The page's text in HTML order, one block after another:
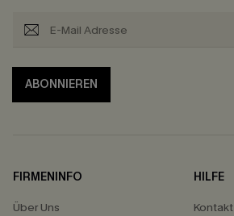
ABONNIEREN
FIRMENINFO
Über Uns
HILFE
Kontakt